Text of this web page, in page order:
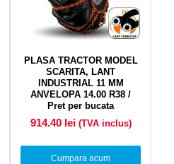
PLASA TRACTOR MODEL
SCARITA, LANT
INDUSTRIAL 11 MM
ANVELOPA 14.00 R38 /
Pret per bucata
914.40 lei (TVA inclus)
Cumpara acum